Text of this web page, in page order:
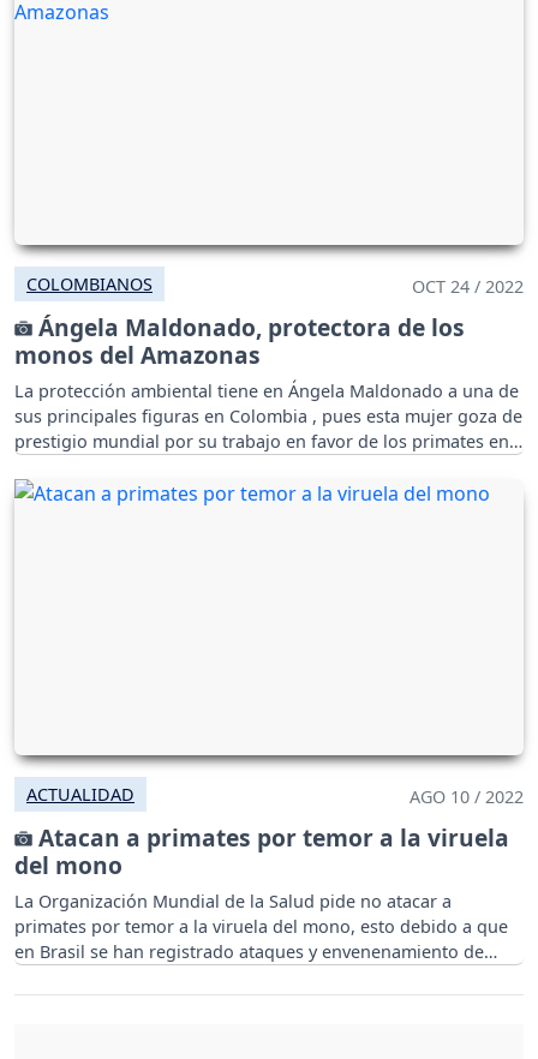
COLOMBIANOS OCT 24 / 2022
Ángela Maldonado, protectora de los
monos del Amazonas
La protección ambiental tiene en Ángela Maldonado a una de
sus principales figuras en Colombia , pues esta mujer goza de
prestigio mundial por su trabajo en favor de los primates en
ACTUALIDAD AGO 10 / 2022
Atacan a primates por temor a la viruela
del mono
La Organización Mundial de la Salud pide no atacar a
primates por temor a la viruela del mono, esto debido a que
en Brasil se han registrado ataques y envenenamiento de